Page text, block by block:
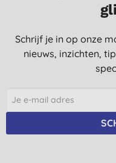
Schrijf je in op onze
nieuws, inzichten,